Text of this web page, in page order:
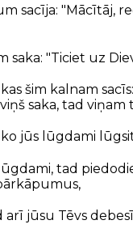
sacīja: "Mācītāj,
saka: "Ticiet uz
šim kalnam
saka, tad viņam
ko jūs lūgdami
tad
arī jūsu Tēvs